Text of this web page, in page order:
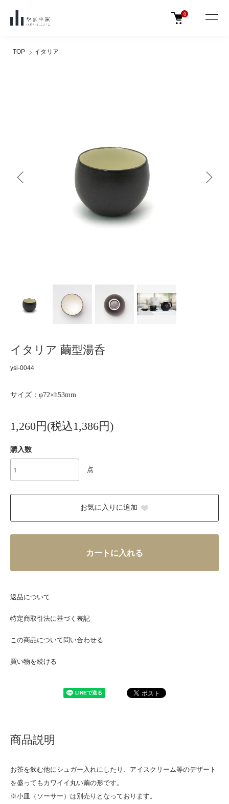
0
TOP イタリア
イタリア 繭型湯呑
ysi-0044
サイズ：φ72×h53mm
1,260円(税込1,386円)
購入数
点
お気に入りに追加
カートに入れる
返品について
特定商取引法に基づく表記
この商品について問い合わせる
買い物を続ける
商品説明
お茶を飲む他にシュガー入れにしたり、アイスクリーム等のデザート
を盛ってもカワイイ丸い繭の形です。
※小皿（ソーサー）は別売りとなっております。